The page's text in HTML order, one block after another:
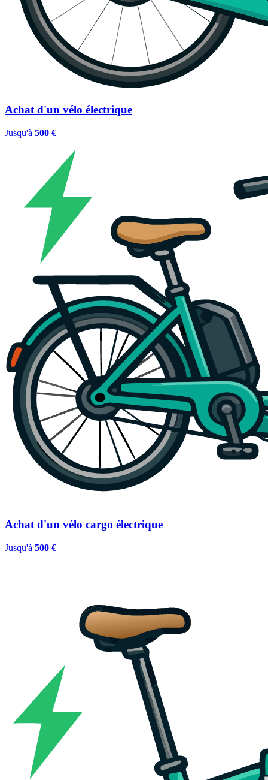
Achat d'un vélo électrique
Jusqu'à 500 €
Achat d'un vélo cargo électrique
Jusqu'à 500 €